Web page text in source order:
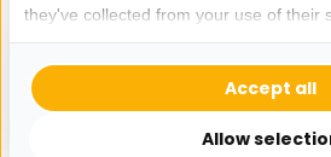
* Lees hier de wettelijke beperkingen
they've collected from your use of their
Allow
Accept all